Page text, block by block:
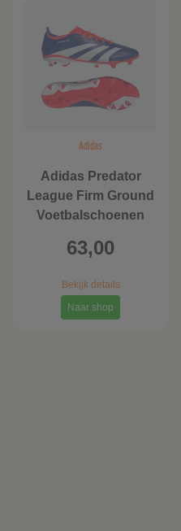
Adidas
Adidas Predator
League Firm Ground
Voetbalschoenen
63,00
Bekijk details
Naar shop